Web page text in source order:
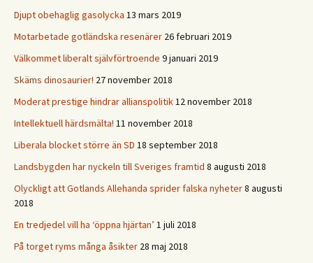
Djupt obehaglig gasolycka 13 mars 2019
Motarbetade gotländska resenärer 26 februari 2019
Välkommet liberalt självförtroende 9 januari 2019
Skäms dinosaurier! 27 november 2018
Moderat prestige hindrar allianspolitik12 november 2018
Intellektuell härdsmälta! 11 november 2018
Liberala blocket större än SD 18 september 2018
Landsbygden har nyckeln till Sveriges framtid 8 augusti 2018
Olyckligt att Gotlands Allehanda sprider falska nyheter8 augusti
2018
En tredjedel vill ha ‘öppna hjärtan’ 1 juli 2018
På torget ryms många åsikter 28 maj 2018